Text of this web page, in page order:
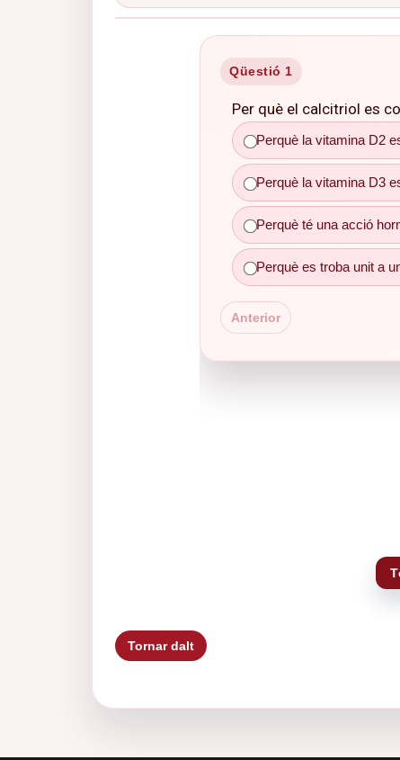
Qüestió 1
Per què el calcitriol es
Perquè la vitamina D2
Perquè la vitamina D3
Perquè té una acció
Perquè es troba unit a
Anterior
Perquè té una acció
Tornar dalt